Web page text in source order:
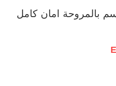
فرن بيلت ان غاز 90 سم بالمروحة امان كامل